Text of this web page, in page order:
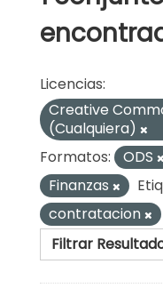
Licencias:
Creative
(Cualquiera)
Formatos:
ODS
Finanzas
contratacion
Filtrar